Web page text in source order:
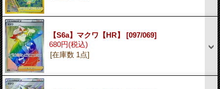
【S6a】マクワ【HR】 [097/069]
680円(税込)
[在庫数 1点]